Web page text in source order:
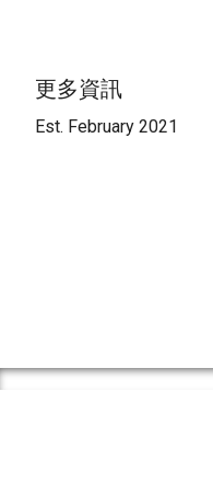
更多資訊
Est. February 2021